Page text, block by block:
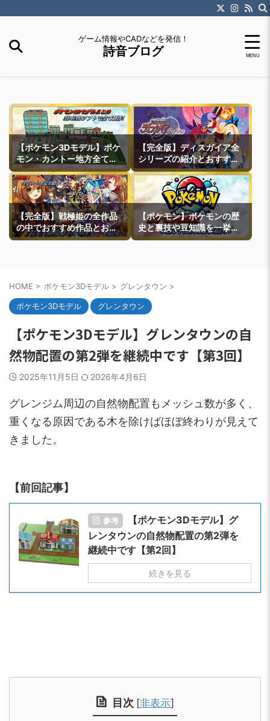
ゲーム情報やCADなどを発信！
詩音ブログ
【ポケモン3Dモデル】ポケ
モン・カントー地方全ての
町モデルなどを紹介
【完全版】ディスガイア全
シリーズの紹介とおすすめ
作品紹介
【完全版】戦極姫の全作品
の中でおすすめ作品とおす
すめ攻略ルートを一挙紹介
【ポケモン】ポケモンの歴
史と裏技や豆知識を一挙紹
介
HOME > ポケモン3Dモデル > グレンタウン >
ポケモン3Dモデル グレンタウン
【ポケモン3Dモデル】グレンタウンの自
然物配置の第2弾を継続中です【第3回】
2025年11月5日 2026年4月6日
グレンジム周辺の自然物配置もメッシュ数が多く、
重くなる原因である木を除けばほぼ終わりが見えて
きました。
【前回記事】
参考
【ポケモン3Dモデル】グ
レンタウンの自然物配置の第2弾を
継続中です【第2回】
続きを見る
目次 [非表示]